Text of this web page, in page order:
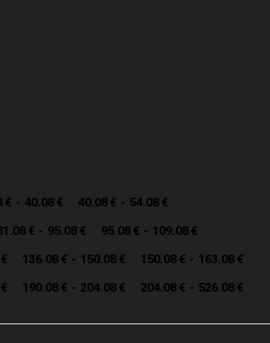
€ - 40.08 €
40.08 € - 54.08 €
€ - 95.08 €
95.08 € - 109.08 €
136.08 € - 150.08 €
150.08 € - 163.08 €
190.08 € - 204.08 € 204.08 € - 526.08 €